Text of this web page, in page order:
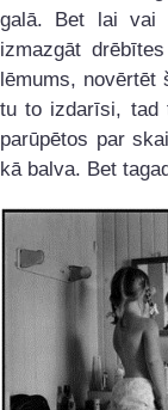
galā. Bet lai vai
izmazgāt
lēmums,
tu to izdarīsi, tad
parūpētos par
kā balva. Bet